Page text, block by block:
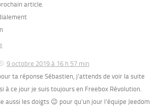
article.
9 octobre 2019 à 16 h 57 min
ta réponse Sébastien, j’attends de voir la suite
à ce jour je suis toujours en Freebox Révolution.
aussi les doigts 😉 pour qu’un jour l’équipe Jeedom